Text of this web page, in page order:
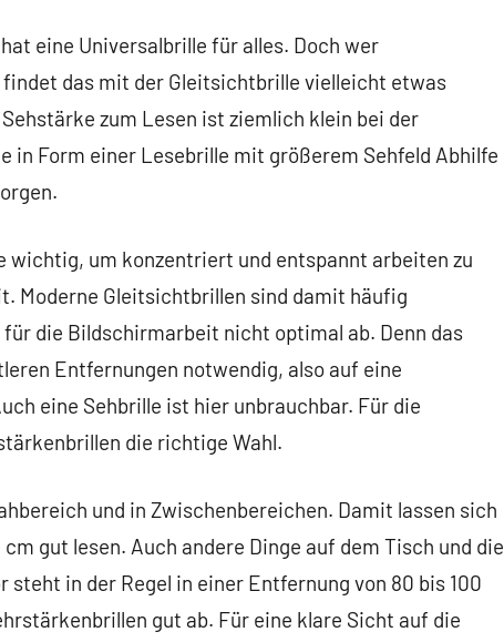
eine Universalbrille für alles. Doch wer
das mit der Gleitsichtbrille vielleicht etwas
zum Lesen ist ziemlich klein bei der
in Form einer Lesebrille mit größerem Sehfeld Abhilfe
um konzentriert und entspannt arbeiten zu
Moderne Gleitsichtbrillen sind damit häufig
die Bildschirmarbeit nicht optimal ab. Denn das
Entfernungen notwendig, also auf eine
eine Sehbrille ist hier unbrauchbar. Für die
die richtige Wahl.
und in Zwischenbereichen. Damit lassen sich
gut lesen. Auch andere Dinge auf dem Tisch und die
in der Regel in einer Entfernung von 80 bis 100
gut ab. Für eine klare Sicht auf die